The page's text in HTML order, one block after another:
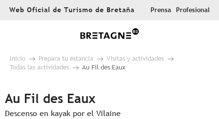
AllerWeb Oficial de Turismo de Bretaña Prensa Profesional
Inicio Prepara tu estancia
Visitas y actividades
Todas las actividades
Au Fil des Eaux
Au Fil des Eaux
Descenso en kayak por el Vilaine